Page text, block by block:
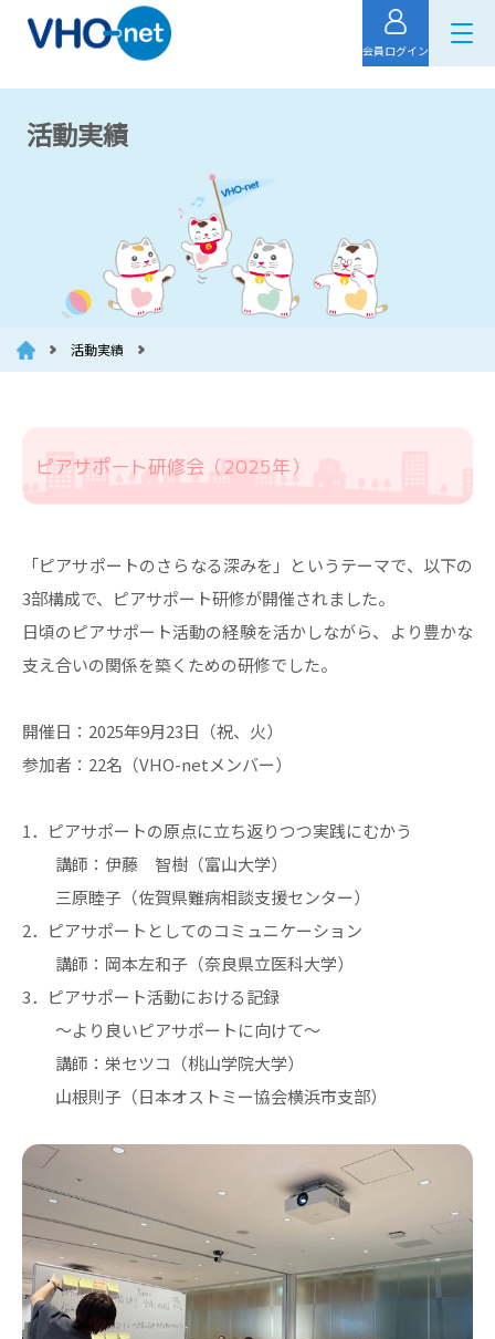
会員ログイン
活動実績
活動実績
ピアサポート研修会（2025年）
「ピアサポートのさらなる深みを」というテーマで、以下の
3部構成で、ピアサポート研修が開催されました。
日頃のピアサポート活動の経験を活かしながら、より豊かな
支え合いの関係を築くための研修でした。
開催日：2025年9⽉23⽇（祝、火）
参加者：22名（VHO-netメンバー）
1．ピアサポートの原点に立ち返りつつ実践にむかう
講師：伊藤 智樹（富山大学）
三原睦子（佐賀県難病相談支援センター）
2．ピアサポートとしてのコミュニケーション
講師：岡本左和子（奈良県立医科大学）
3．ピアサポート活動における記録
〜より良いピアサポートに向けて〜
講師：栄セツコ（桃山学院大学）
山根則子（日本オストミー協会横浜市支部）